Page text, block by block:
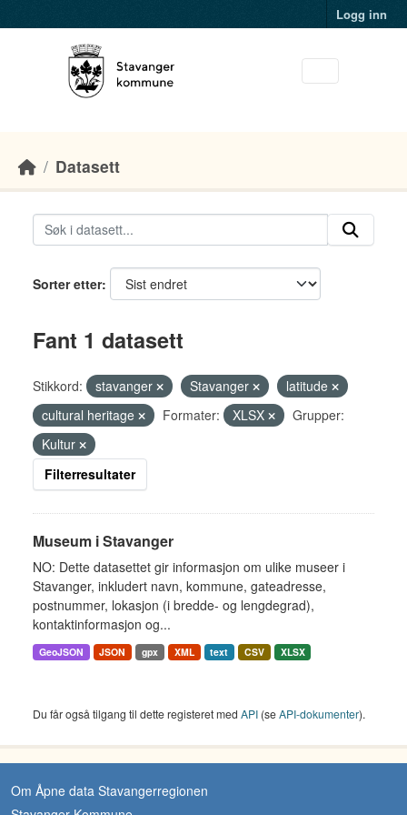
Logg inn
Datasett
Sorter etter
Fant 1 datasett
Stikkord: stavanger Stavanger
latitude
cultural heritage
Formater: XLSX
Grupper:
Kultur
Filterresultater
Museum i Stavanger
NO: Dette datasettet gir informasjon om ulike museer i
Stavanger, inkludert navn, kommune, gateadresse,
postnummer, lokasjon (i bredde- og lengdegrad),
kontaktinformasjon og...
GeoJSON JSON gpx XML text CSV XLSX
Du får også tilgang til dette registeret med API (seAPI-dokumenter).
Om Åpne data Stavangerregionen